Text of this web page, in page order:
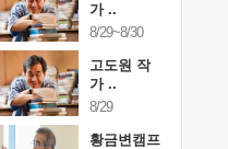
가 ..
8/29~8/30
고도원 작
가 ..
8/29
황금변캠프